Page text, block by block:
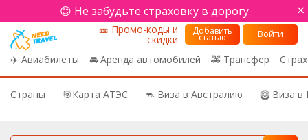
😊 Не забудьте страховку в дорогу ×
✈️ Авиабилеты 🚘 Аренда автомобилей 🚕 Трансфер
🎫 Промо-коды и
скидки
Добавить
статью Войти
Страны 🎯Карта АТЭС 🦘 Виза в Австралию 🥝 Виза